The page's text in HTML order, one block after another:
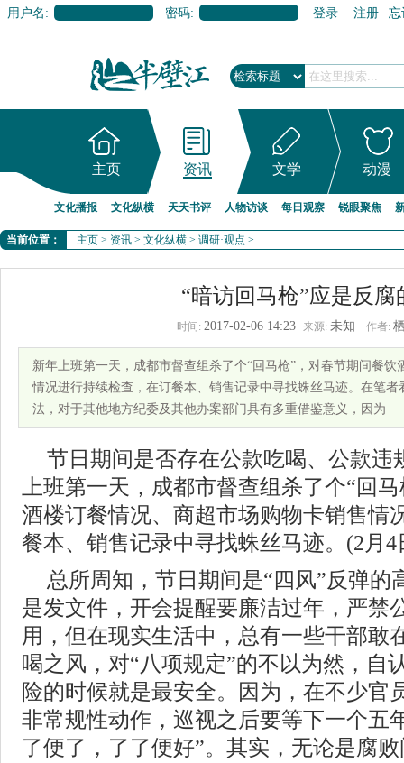
用户名: 密码: 登录 注册 忘
主页 资讯 文学 动漫
文化播报 文化纵横 天天书评 人物访谈 每日观察 锐眼聚焦
当前位置： 主页 > 资讯 > 文化纵横 > 调研·观点 >
“暗访回马枪”应是反腐
时间: 2017-02-06 14:23 来源: 未知 作者:
新年上班第一天，成都市督查组杀了个“回马枪”，对春节期间餐
情况进行持续检查，在订餐本、销售记录中寻找蛛丝马迹。在笔者
法，对于其他地方纪委及其他办案部门具有多重借鉴意义，因为
节日期间是否存在公款吃喝、公款违
上班第一天，成都市督查组杀了个“回
酒楼订餐情况、商超市场购物卡销售情
餐本、销售记录中寻找蛛丝马迹。(2月
总所周知，节日期间是“四风”反弹的
是发文件，开会提醒要廉洁过年，严禁
用，但在现实生活中，总有一些干部敢
喝之风，对“八项规定”的不以为然，自
险的时候就是最安全。因为，在不少官
非常规性动作，巡视之后要等下一个五
了便了，了了便好”。其实，无论是腐